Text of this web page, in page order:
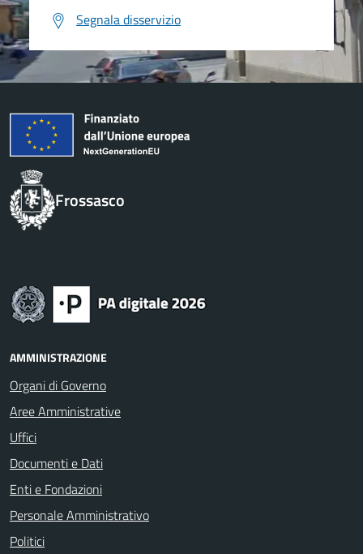
Segnala disservizio
Frossasco
AMMINISTRAZIONE
Organi di Governo
Aree Amministrative
Uffici
Documenti e Dati
Enti e Fondazioni
Personale Amministrativo
Politici